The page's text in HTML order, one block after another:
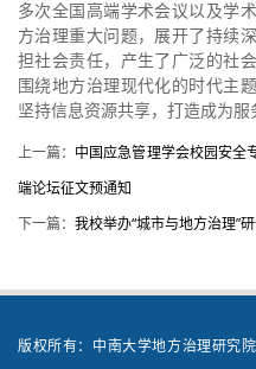
多次全国高端学术会议以及学
方治理重大问题，展开了持续
担社会责任，产生了广泛的社
围绕地方治理现代化的时代主
坚持信息资源共享，打造成为服
上一篇： 中国应急管理学会校园安全
端论坛征文预通知
下一篇： 我校举办“城市与地方治理”
版权所有：中南大学地方治理研